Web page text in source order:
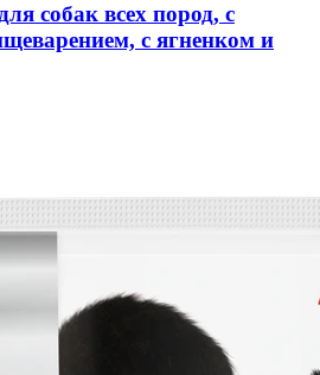
собак всех пород, с
с ягненком и